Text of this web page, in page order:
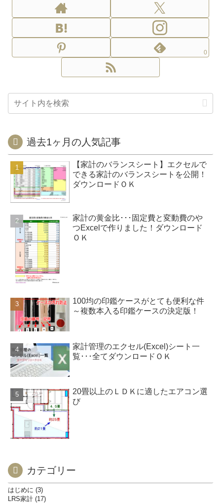
0
過去1ヶ月の人気記事
【家計のバランスシート】エクセルで
できる家計のバランスシートを公開！
ダウンロードＯＫ
家計の黄金比･･･固定費と変動費のや
つExcelで作りました！ダウンロード
ＯＫ
100均の印鑑ケースがとても便利な件
～複数本入る印鑑ケースの決定版！
家計管理のエクセル(Excel)シート一
覧･･･全てダウンロードＯＫ
20畳以上のＬＤＫに適したエアコン選
び
カテゴリー
はじめに
3
LRS家計 17